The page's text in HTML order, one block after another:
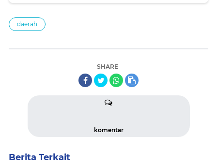
daerah
SHARE
komentar
Berita Terkait